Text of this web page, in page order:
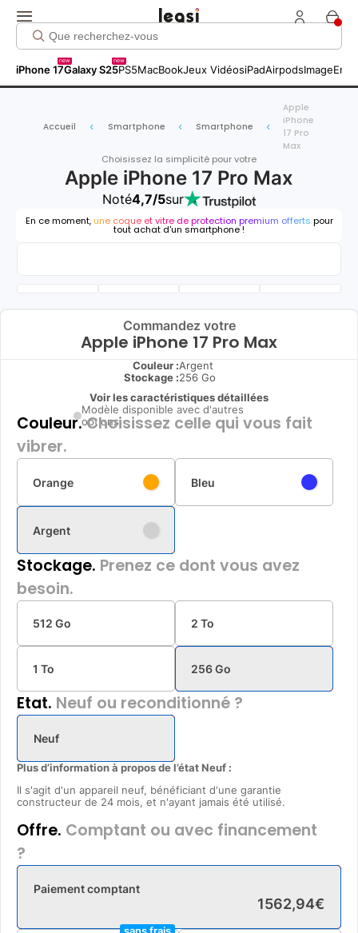
iPhone 17
new
Galaxy S25
new
PS5MacBookJeux VidéosiPadAirpodsImage
Accueil Smartphone Smartphone
Apple
iPhone
17 Pro
Max
Choisissez la simplicité pour votre
Apple iPhone 17 Pro Max
Noté4,7/5sur
En ce moment, une coque et vitre de protection premium offerts pour
tout achat d'un smartphone !
Commandez votre
Apple iPhone 17 Pro Max
Couleur :Argent
Stockage :256 Go
Voir les caractéristiques détaillées
Modèle disponible avec d'autres
options
Couleur.Choisissez celle qui vous fait
vibrer.
Orange Bleu
Argent
Stockage. Prenez ce dont vous avez
besoin.
512 Go 2 To
1 To 256 Go
Etat. Neuf ou reconditionné ?
Neuf
Plus d’information à propos de l’état Neuf :
Il s'agit d'un appareil neuf, bénéficiant d'une garantie
constructeur de 24 mois, et n'ayant jamais été utilisé.
Offre. Comptant ou avec financement
?
Paiement comptant
1562,94€